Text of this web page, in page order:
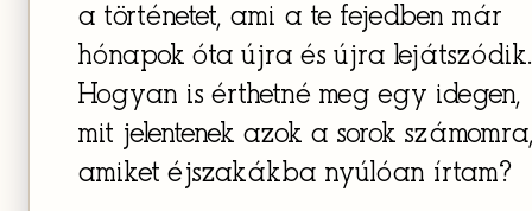
a történetet, ami a te fejedben már
hónapok óta újra és újra lejátszódik.
Hogyan is érthetné meg egy idegen,
mit jelentenek azok a sorok
amiket éjszakákba nyúlóan írtam?